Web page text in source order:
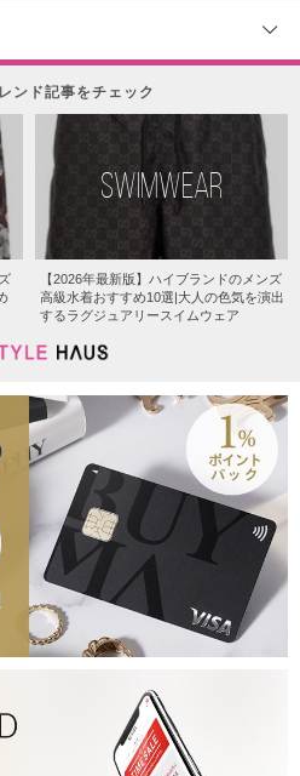
ンド記事をチェック
SWIMWEAR
【2026年最新版】ハイブランドのメンズ
高級水着おすすめ10選|大人の色気を演出
するラグジュアリースイムウェア